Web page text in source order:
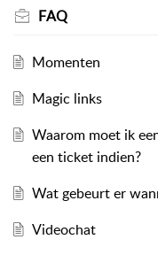
FAQ
Momenten
Magic links
Waarom moet ik
een ticket indien?
Wat gebeurt er
Videochat